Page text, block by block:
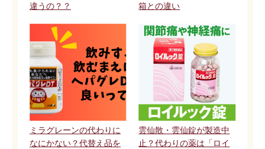
違うの？？
箱との違い
ミラグレーンの代わりに
なにかない？代替え品を
雲仙散・雲仙錠が製造中
止？代わりの薬は「ロイ